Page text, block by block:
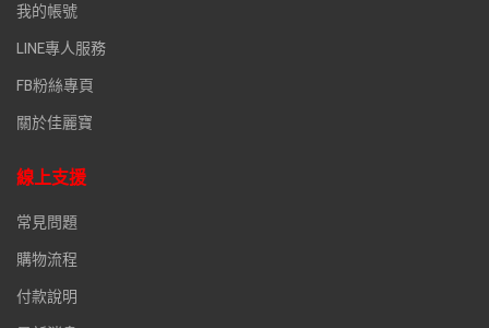
我的帳號
LINE專人服務
FB粉絲專頁
關於佳麗寶
線上支援
常見問題
購物流程
付款說明